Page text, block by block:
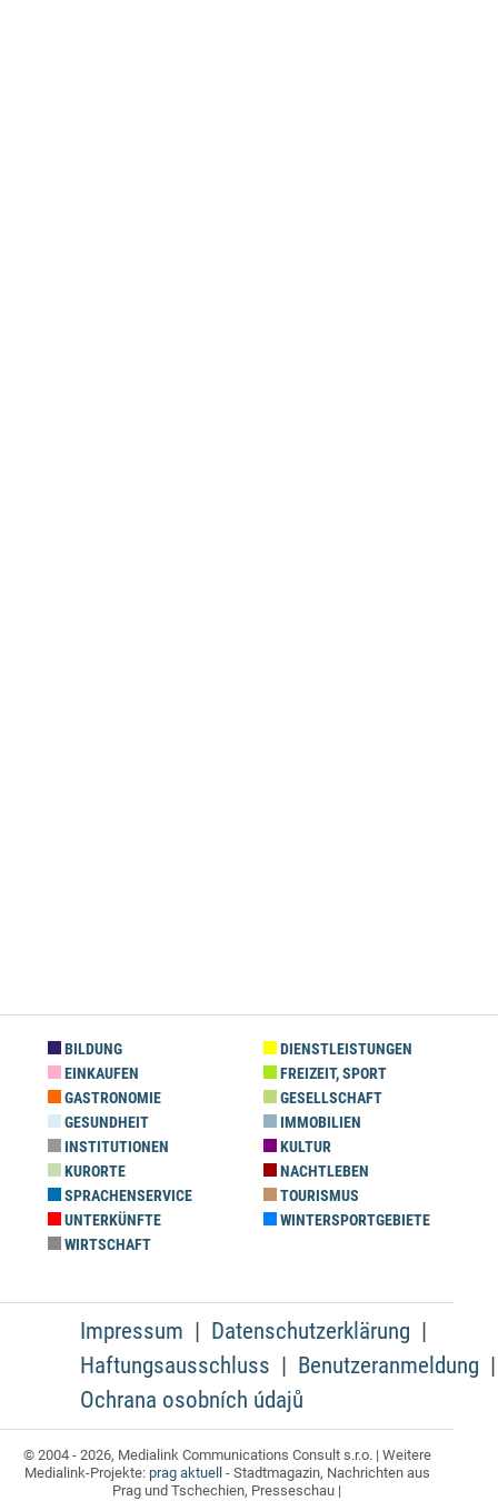
BILDUNG
DIENSTLEISTUNGEN
EINKAUFEN
FREIZEIT, SPORT
GASTRONOMIE
GESELLSCHAFT
GESUNDHEIT
IMMOBILIEN
INSTITUTIONEN
KULTUR
KURORTE
NACHTLEBEN
SPRACHENSERVICE
TOURISMUS
UNTERKÜNFTE
WINTERSPORTGEBIETE
WIRTSCHAFT
Impressum
Datenschutzerklärung
Haftungsausschluss
Benutzeranmeldung
Ochrana osobních údajů
© 2004 - 2026, Medialink Communications Consult s.r.o. | Weitere
Medialink-Projekte: prag aktuell - Stadtmagazin, Nachrichten aus
Prag und Tschechien, Presseschau |